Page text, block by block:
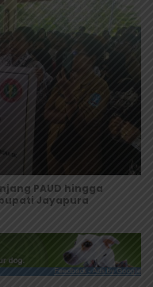
PAUD hingga
Jayapura